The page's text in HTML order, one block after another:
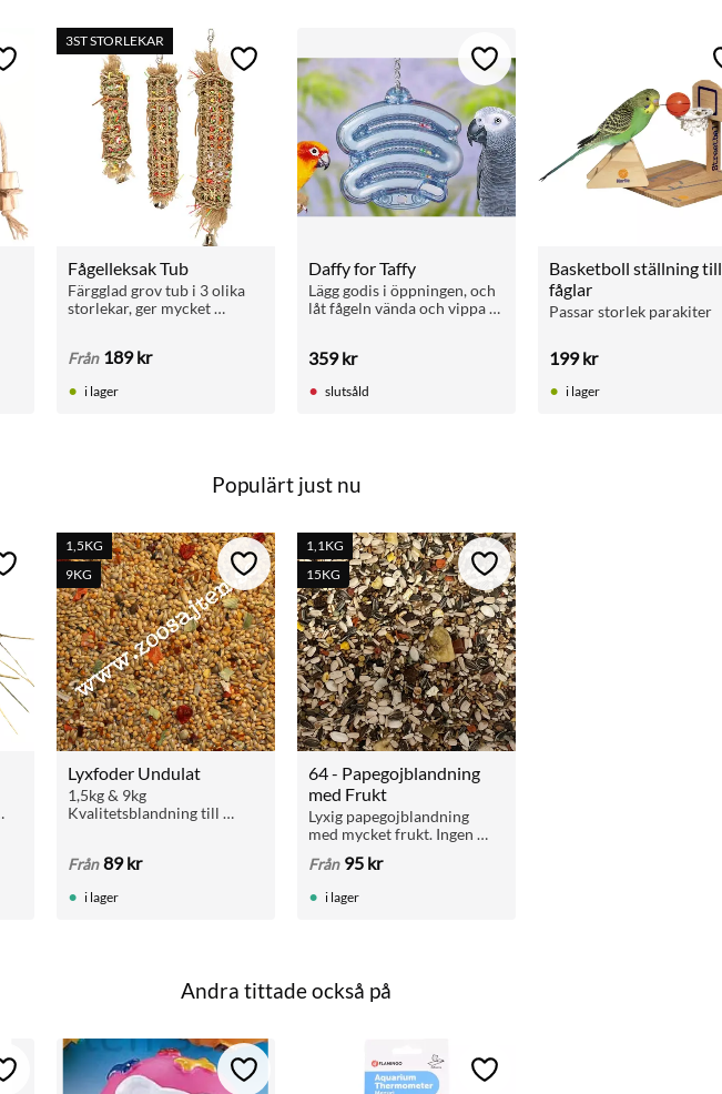
Lägg till i favoriter
Fågelleksak Tub
Färgglad grov tub i 3 olika
storlekar, ger mycket
Från 189kr
3ST STORLEKAR
Lägg till i favoriter
i lager
Daffy for Taffy
Lägg godis i öppningen, och
låt fågeln vända och vippa
359kr
Lägg till i favoriter
slutsåld
Basketboll ställning till
fåglar
Passar storlek parakiter
199kr
i lager
Populärt just nu
Lägg till i favoriter
Lyxfoder Undulat
1,5kg & 9kg
Kvalitetsblandning till
ingredienser och "extra
Från 89kr
1,5KG
9KG
Lägg till i favoriter
i lager
64 - Papegojblandning
med Frukt
Lyxig papegojblandning
med mycket frukt. Ingen
För alla papegojor.
Från 95kr
1,1KG
15KG
Lägg till i favoriter
i lager
Andra tittade också på
Lägg till i favoriter Lägg till i favoriter Lägg till i favoriter